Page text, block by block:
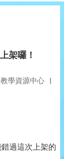
架囉！
學資源中心 |
過這次上架的